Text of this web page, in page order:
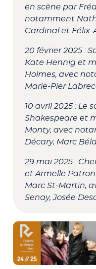
en scène par
notamment
Cardinal et Félix-
20 février 2025 :
Kate Hennig et
Holmes, avec
Marie-Pier
10 avril 2025 : Le
Shakespeare et
Monty, avec
Décary, Marc
29 mai 2025 :
et Armelle
Marc St-Martin,
Senay, Josée